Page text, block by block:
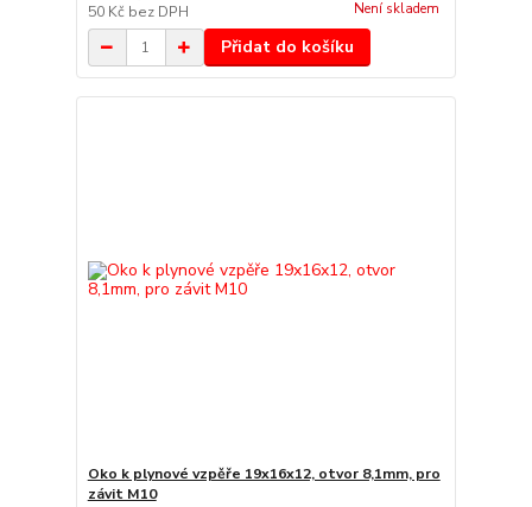
50 Kč bez DPH Není skladem
Přidat do košíku
Oko k plynové vzpěře 19x16x12, otvor 8,1mm, pro
závit M10